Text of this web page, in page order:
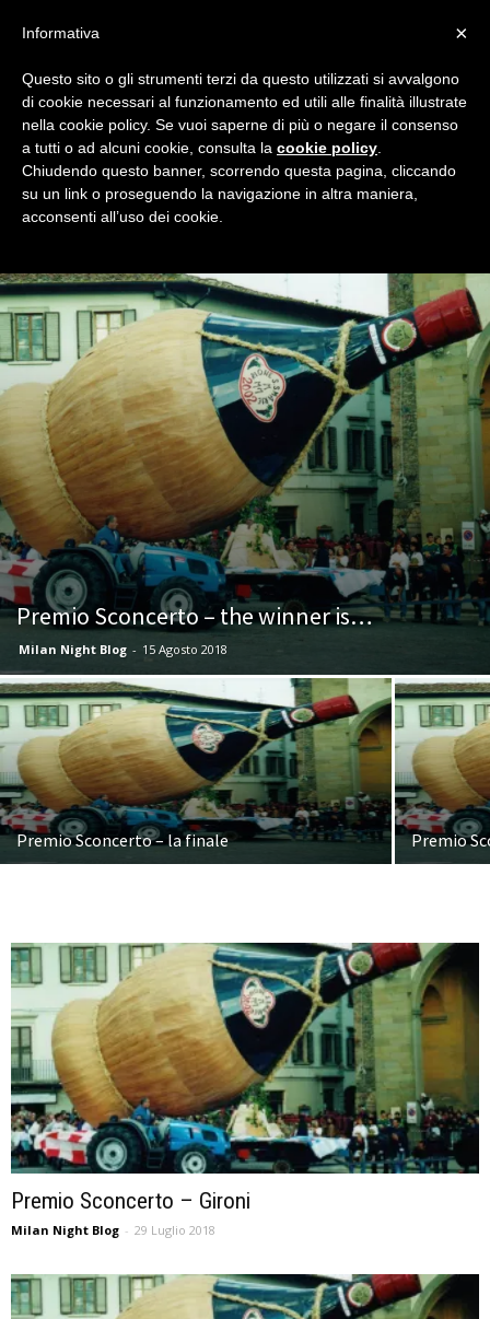
Home Premio Teomondo Scrofalo 2017/18
2017/18
Tutto quanto occorre saper per votare la frase che ci ha
regalato la miglior risata della stagione 2017/18, solo su
Milan Night!
Premio Sconcerto – the winner is…
Milan Night Blog - 15 Agosto 2018
Premio Sconcerto – la finale Premio
Premio Sconcerto – Gironi
Milan Night Blog - 29 Luglio 2018
×
Informativa
Questo sito o gli strumenti terzi da questo utilizzati si avvalgono
di cookie necessari al funzionamento ed utili alle finalità illustrate
nella cookie policy. Se vuoi saperne di più o negare il consenso
a tutti o ad alcuni cookie, consulta la cookie policy
Chiudendo questo banner, scorrendo questa pagina, cliccando
su un link o proseguendo la navigazione in altra maniera,
acconsenti all’uso dei cookie.